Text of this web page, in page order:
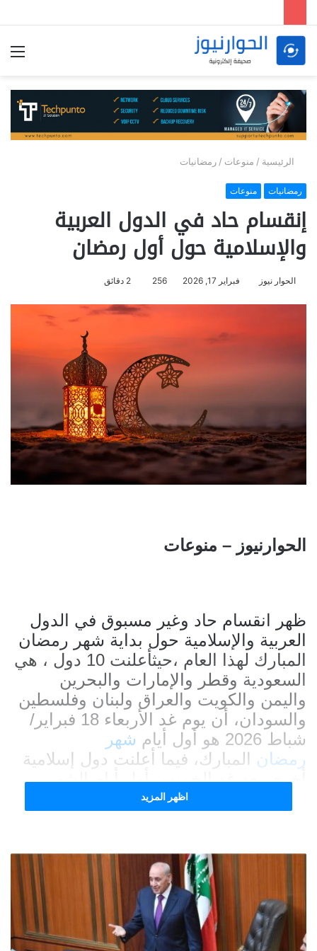
الرئيسية / منوعات / رمضانيات
رمضانيات منوعات
إنقسام حاد في الدول العربية
والإسلامية حول أول رمضان
الحوار نيوز فبراير 17, 2026 256
الحوارنيوز – منوعات
ظهر انقسام حاد وغير مسبوق في الدول
العربية والإسلامية حول بداية شهر رمضان
المبارك لهذا العام ،حيثأعلنت 10 دول ، هي
السعودية وقطر والإمارات والبحرين
واليمن والكويت والعراق ولبنان وفلسطين
والسودان، أن يوم غد الأربعاء 18 فبراير/
شباط 2026 هو أول أيام
شهر
رمضان المبارك، فيما أعلنت دول إسلامية
أخرى بعد غد الخميس أول أيام الشهر
بيان للديوان الملكي إعلانه أن دائرة الأهلة
في المحكمة العليا أكدت أن الأربعاء هو
أول أيام شهر رمضان للعام 1447هـ.
وأضاف البلاغ أن “عددا من الشهود العدول”
اظهر المزيد